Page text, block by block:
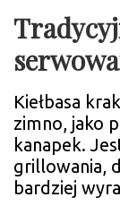
Kiełbasa
zimno, jako
kanapek.
grillowania,
bardziej